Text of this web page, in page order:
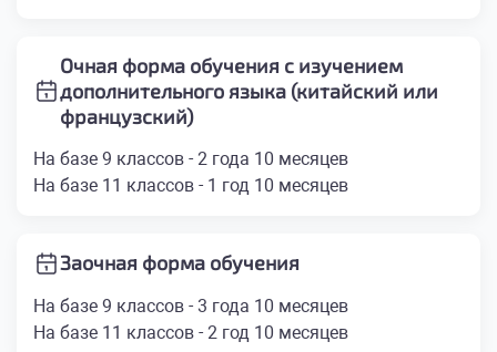
Очная форма обучения с изучением
дополнительного языка (китайский или
французский)
На базе 9 классов - 2 года 10 месяцев
На базе 11 классов - 1 год 10 месяцев
Заочная форма обучения
На базе 9 классов - 3 года 10 месяцев
На базе 11 классов - 2 год 10 месяцев